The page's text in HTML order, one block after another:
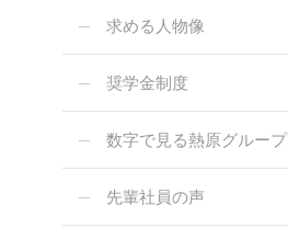
求める人物像
奨学金制度
数字で見る熱原グループ
先輩社員の声